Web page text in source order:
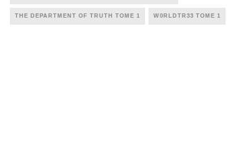
THE DEPARTMENT OF TRUTH TOME 1 W0RLDTR33 TOME 1